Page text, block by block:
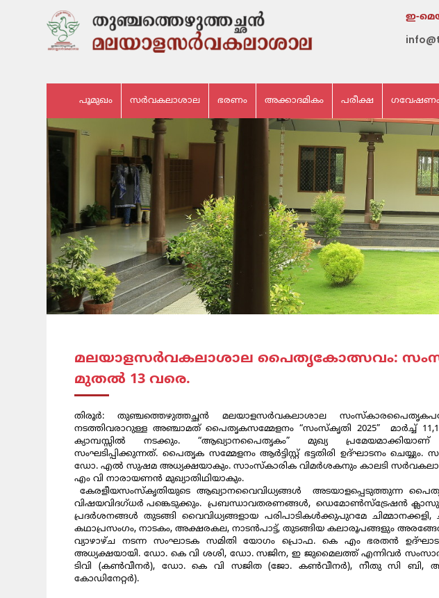
ഇ-
പൂമുഖം സർവകലാശാല ഭരണം അക്കാദമികം പരീക്ഷ
മലയാളസർവകലാശാല പൈതൃകോത്സവം:
മുതൽ 13 വരെ.
തിരൂർ: തുഞ്ചത്തെഴുത്തച്ഛൻ മലയാളസർവകലാശാല
നടത്തിവരാറുള്ള അഞ്ചാമത് പൈതൃകസമ്മേളനം “സംസ്കൃതി 2025” മാർച്ച്
ക്യാമ്പസ്സിൽ നടക്കും. “ആഖ്യാനപൈതൃകം” മുഖ്യ
സംഘടിപ്പിക്കുന്നത്. പൈതൃക സമ്മേളനം ആർട്ടിസ്റ്റ് ഭട്ടതിരി ഉദ്ഘാടനം
ഡോ. എൽ സുഷമ അധ്യക്ഷയാകും. സാംസ്കാരിക വിമർശകനും കാലടി
എം വി നാരായണൻ മുഖ്യാതിഥിയാകും.
കേരളീയസംസ്കൃതിയുടെ ആഖ്യാനവൈവിധ്യങ്ങൾ അടയാളപ്പെടുത്തുന്ന
വിഷയവിദഗ്ധർ പങ്കെടുക്കും. പ്രബന്ധാവതരണങ്ങൾ, ഡെമോൺസ്ട്രേഷൻ
പ്രദർശനങ്ങൾ തുടങ്ങി വൈവിധ്യങ്ങളായ പരിപാടികൾക്കുപുറമേ ചിമ്മാനക്കളി,
കഥാപ്രസംഗം, നാടകം, അക്ഷരകല, നാടൻപാട്ട്, തുടങ്ങിയ കലാരൂപങ്ങളും
വ്യാഴാഴ്ച നടന്ന സംഘാടക സമിതി യോഗം പ്രൊഫ. കെ എം ഭരതൻ
അധ്യക്ഷയായി. ഡോ. കെ വി ശശി, ഡോ. സജിന, ഇ ജുമൈലത്ത് എന്നിവർ
ടിവി (കൺവീനർ), ഡോ. കെ വി സജിത (ജോ. കൺവീനർ), നീതു സി ബി,
കോഡിനേറ്റർ).